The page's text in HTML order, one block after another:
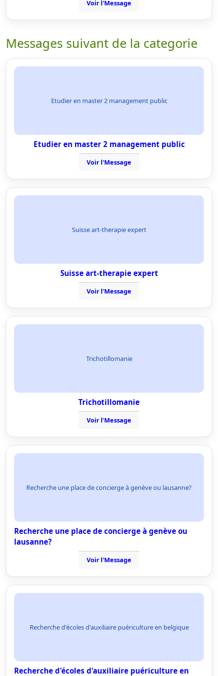
Voir l'Message
Messages suivant de la categorie
Etudier en master 2 management public
Etudier en master 2 management public
Voir l'Message
Suisse art-therapie expert
Suisse art-therapie expert
Voir l'Message
Trichotillomanie
Trichotillomanie
Voir l'Message
Recherche une place de concierge à genève ou lausanne?
Recherche une place de concierge à genève ou
lausanne?
Voir l'Message
Recherche d'écoles d'auxiliaire puériculture en belgique
Recherche d'écoles d'auxiliaire puériculture en